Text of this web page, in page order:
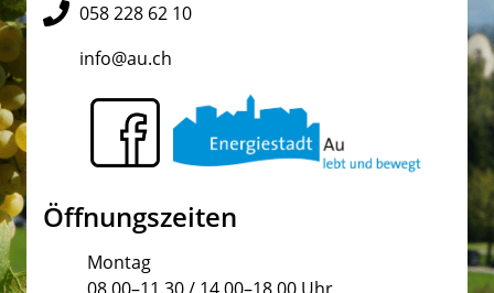
058 228 62 10
info@au.ch
Öffnungszeiten
Montag